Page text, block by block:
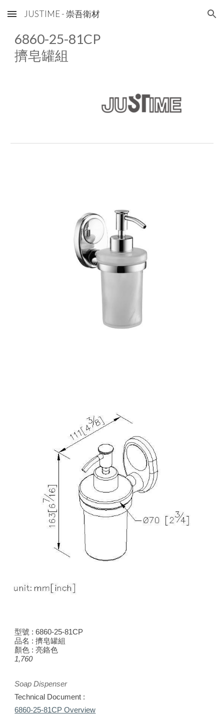
Skip to main content Skip to navigation
JUSTIME - 崇吾衛材
6860-25-81CP
擠皂罐組
型號 :6860-25-81CP
品名 : 擠皂罐組
顏色 : 亮鉻色
1,760
Soap Dispenser
Technical Document :
6860-25-81CP Overview